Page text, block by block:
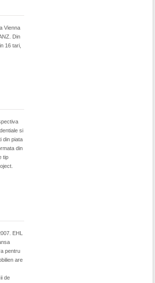
Vienna
Din
16 tari,
si
din piata
din
tip
EHL
pentru
are
de